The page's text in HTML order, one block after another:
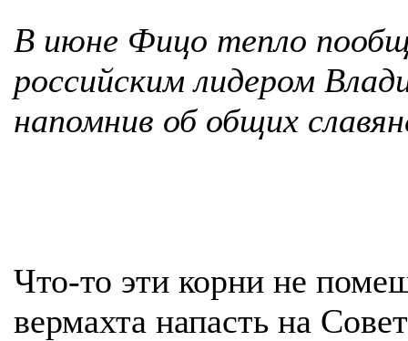
В июне Фицо тепло
российским лидером
напомнив об общих
Что-то эти корни не
вермахта напасть на